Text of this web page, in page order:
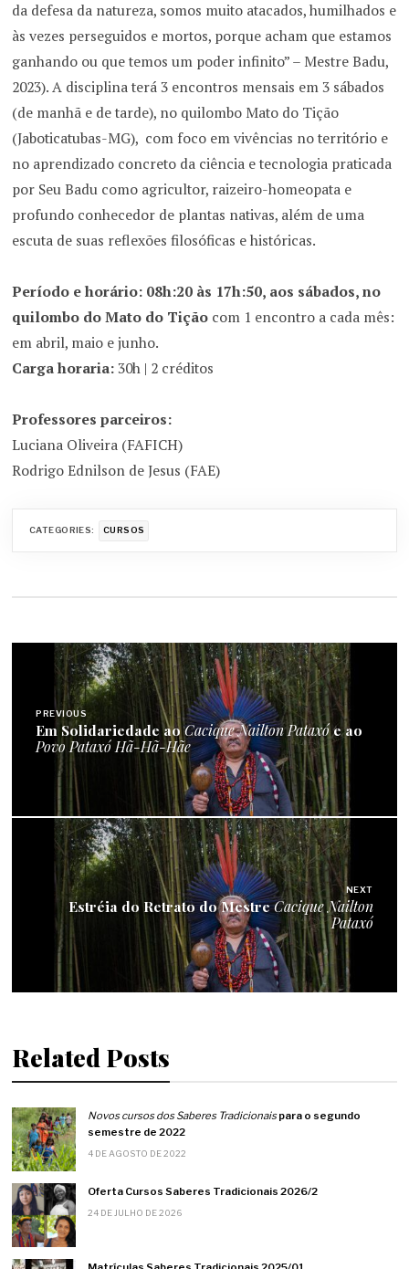
da defesa da natureza, somos muito atacados, humilhados e
às vezes perseguidos e mortos, porque acham que estamos
ganhando ou que temos um poder infinito” – Mestre Badu,
2023). A disciplina terá 3 encontros mensais em 3 sábados
(de manhã e de tarde), no quilombo Mato do Tição
(Jaboticatubas-MG), com foco em vivências no território e
no aprendizado concreto da ciência e tecnologia praticada
por Seu Badu como agricultor, raizeiro-homeopata e
profundo conhecedor de plantas nativas, além de uma
escuta de suas reflexões filosóficas e históricas.
Período e horário: 08h:20 às 17h:50, aos sábados, no
quilombo do Mato do Tição com 1 encontro a cada mês:
em abril, maio e junho.
Carga horaria:30h | 2 créditos
Professores parceiros:
Luciana Oliveira (FAFICH)
Rodrigo Ednilson de Jesus (FAE)
CATEGORIES: CURSOS
Navegação
de
Post
PREVIOUS
Em Solidariedade aoCacique Nailton Pataxóe ao
Povo Pataxó Hã-Hã-Hãe
NEXT
Estréia do Retrato do MestreCacique Nailton
Pataxó
Related Posts
Novos cursos dos Saberes Tradicionaispara o segundo
semestre de 2022
4 DE AGOSTO DE 2022
Oferta Cursos Saberes Tradicionais 2026/2
24 DE JULHO DE 2026